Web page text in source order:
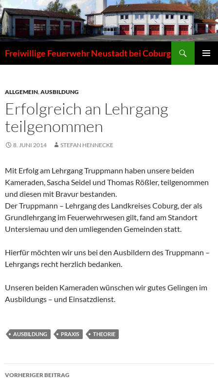
Zum
Inhalt
springen
Freiwillige Feuerwehr Neustadt bei Coburg
ALLGEMEIN,AUSBILDUNG
Erfolgreich an Lehrgang
teilgenommen
8. JUNI 2014 STEFAN HENNECKE
Mit Erfolg am Lehrgang Truppmann haben unsere beiden
Kameraden, Sascha Seidel und Thomas Rößler, teilgenommen
und diesen mit Bravur bestanden.
Der Truppmann – Lehrgang des Landkreises Coburg, der als
Grundlehrgang im Feuerwehrwesen gilt, fand am Standort
Untersiemau und den umliegenden Gemeinden statt.
Hierfür möchten wir uns bei den Ausbildern des Truppmann –
Lehrgangs recht herzlich bedanken.
Unseren beiden Kameraden wünschen wir gutes Gelingen im
Ausbildungs – und Einsatzdienst.
AUSBILDUNG PRAXIS THEORIE
Beitragsnavigation
VORHERIGER BEITRAG